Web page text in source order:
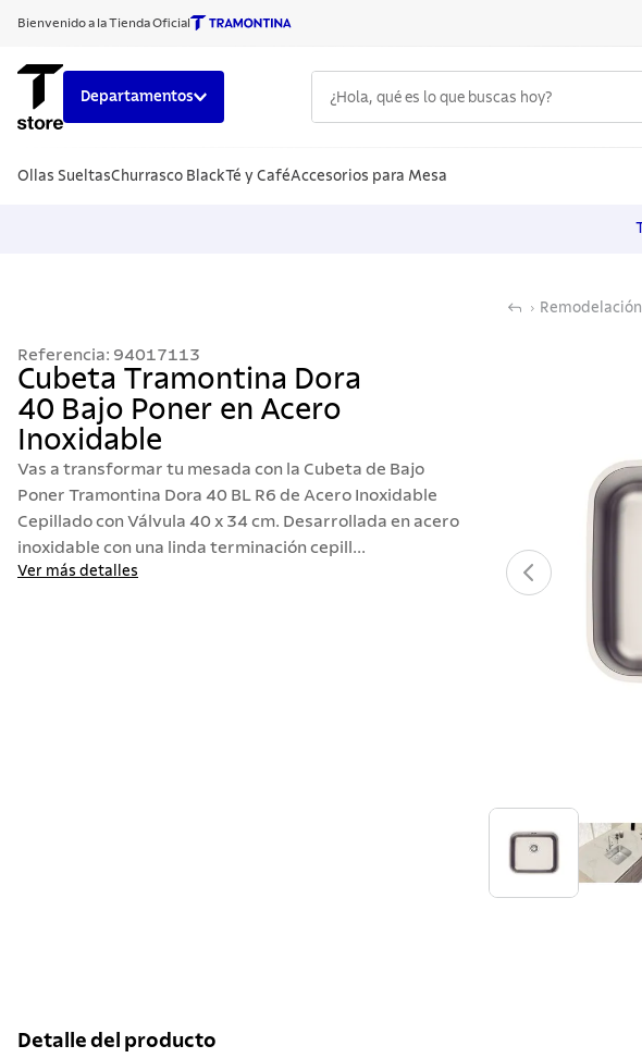
Bienvenido a la Tienda Oficial
Departamentos
Ollas SueltasChurrasco BlackTé y CaféAccesorios para Mesa
Referencia: 94017113
Cubeta Tramontina Dora
40 Bajo Poner en Acero
Inoxidable
Vas a transformar tu mesada con la Cubeta de Bajo
Poner Tramontina Dora 40 BL R6 de Acero Inoxidable
Cepillado con Válvula 40 x 34 cm. Desarrollada en acero
inoxidable con una linda terminación cepill...
Ver más detalles
Detalle del producto
1.
cuchillos
9.
10. allegra